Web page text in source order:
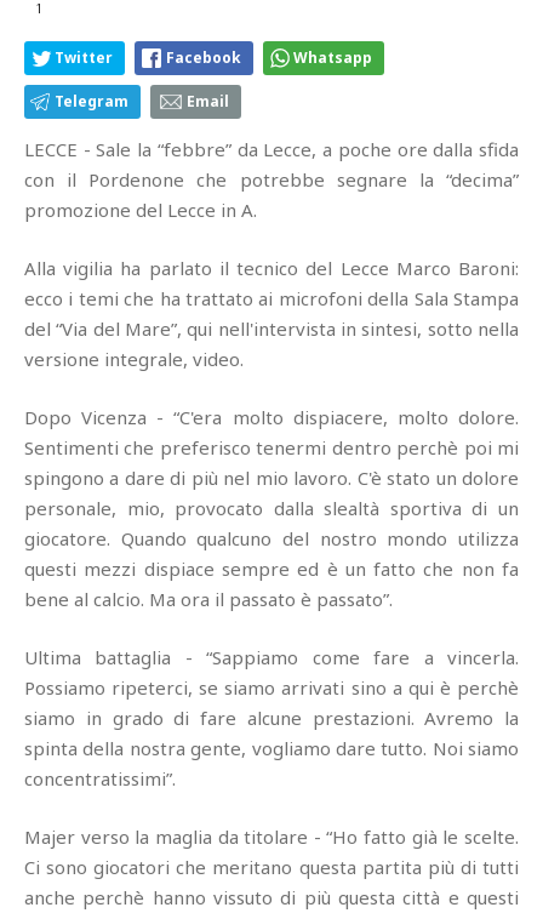
1
Twitter Facebook Whatsapp
Telegram Email
LECCE - Sale la “febbre” da Lecce, a poche ore dalla sfida
con il Pordenone che potrebbe segnare la “decima”
promozione del Lecce in A.
Alla vigilia ha parlato il tecnico del Lecce Marco Baroni:
ecco i temi che ha trattato ai microfoni della Sala Stampa
del “Via del Mare”, qui nell'intervista in sintesi, sotto nella
versione integrale, video.
Dopo Vicenza - “C'era molto dispiacere, molto dolore.
Sentimenti che preferisco tenermi dentro perchè poi mi
spingono a dare di più nel mio lavoro. C'è stato un dolore
personale, mio, provocato dalla slealtà sportiva di un
giocatore. Quando qualcuno del nostro mondo utilizza
questi mezzi dispiace sempre ed è un fatto che non fa
bene al calcio. Ma ora il passato è passato”.
Ultima battaglia - “Sappiamo come fare a vincerla.
Possiamo ripeterci, se siamo arrivati sino a qui è perchè
siamo in grado di fare alcune prestazioni. Avremo la
spinta della nostra gente, vogliamo dare tutto. Noi siamo
concentratissimi”.
Majer verso la maglia da titolare - “Ho fatto già le scelte.
Ci sono giocatori che meritano questa partita più di tutti
anche perchè hanno vissuto di più questa città e questi